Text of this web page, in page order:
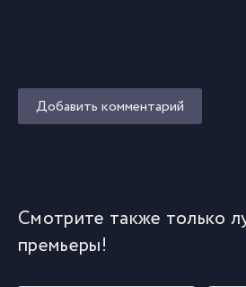
Добавить комментарий
Смотрите также только
премьеры!